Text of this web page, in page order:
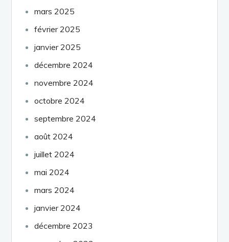
mars 2025
février 2025
janvier 2025
décembre 2024
novembre 2024
octobre 2024
septembre 2024
août 2024
juillet 2024
mai 2024
mars 2024
janvier 2024
décembre 2023